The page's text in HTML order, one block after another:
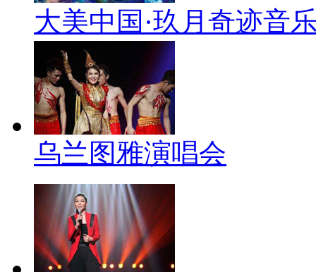
大美中国·玖月奇迹音
乌兰图雅演唱会